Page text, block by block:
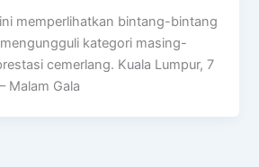
memperlihatkan bintang-bintang
kategori masing-
cemerlang. Kuala Lumpur, 7
Malam Gala